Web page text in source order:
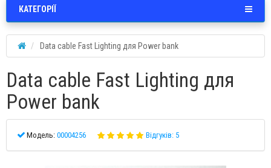
КАТЕГОРІЇ
Data cable Fast Lighting для Power bank
Data cable Fast Lighting для
Power bank
Модель: 00004256 Відгуків: 5